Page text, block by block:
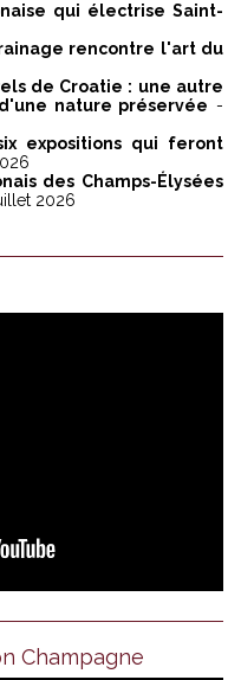
qui électrise Saint-
rencontre l'art du
de Croatie : une autre
nature préservée -
expositions qui feront
des Champs-Élysées
2026
Champagne